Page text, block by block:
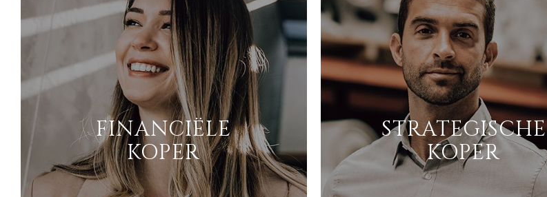
FINANCIËLE
KOPER
STRATEGISCHE
KOPER